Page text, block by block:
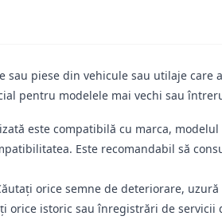
sau piese din vehicule sau utilaje
pentru modelele mai vechi sau
este compatibilă cu marca,
Este recomandabil să
orice semne de deteriorare,
istoric sau înregistrări de servicii